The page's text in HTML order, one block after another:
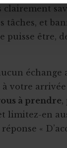
et
puisse être,
échange
votre
à prendre,
limitez-en
«